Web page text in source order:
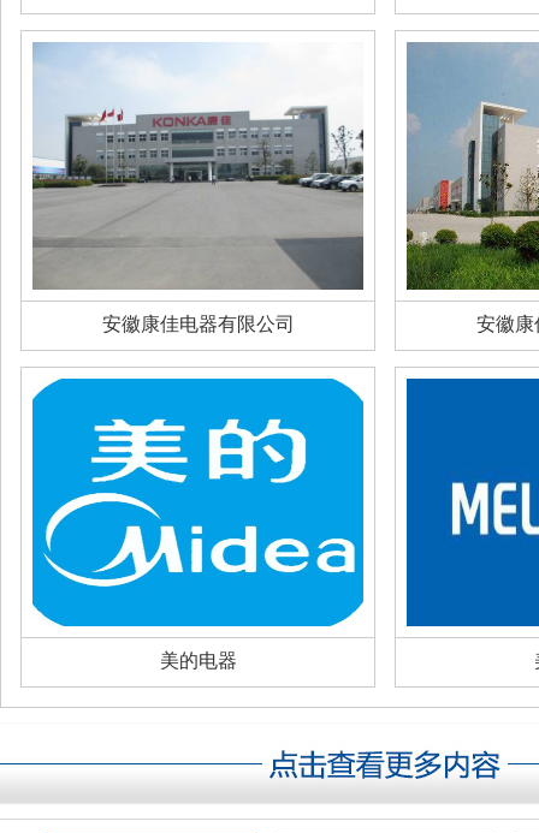
安徽康佳电器有限公司 安徽康
美的电器